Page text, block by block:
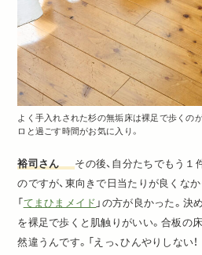
よく手入れされた杉の無垢床は裸足で歩くの
ロと過ごす時間がお気に入り。
裕司さん
その後、自分たちでもう
のですが、東向きで日当たりが良くな
「 てまひまメイド 」の方が良かった。決
を裸足で歩くと肌触りがいい。合板の
然違うんです。「えっ、ひんやりしな